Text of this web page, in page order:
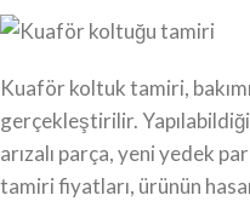
Kuaför koltuk tamiri,
gerçekleştirilir.
arızalı parça, yeni yedek
tamiri fiyatları, ürünün